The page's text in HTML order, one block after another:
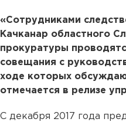
«Сотрудниками
Качканар областного
прокуратуры
совещания с
ходе которых
отмечается в релизе
С декабря 2017 года